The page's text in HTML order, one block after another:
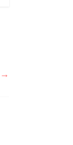
→